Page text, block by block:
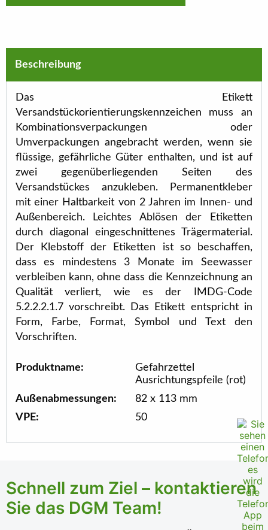
Beschreibung
Das Etikett
Versandstückorientierungskennzeichen muss an
Kombinationsverpackungen oder
Umverpackungen angebracht werden, wenn sie
flüssige, gefährliche Güter enthalten, und ist auf
zwei gegenüberliegenden Seiten des
Versandstückes anzukleben. Permanentkleber
mit einer Haltbarkeit von 2 Jahren im Innen- und
Außenbereich. Leichtes Ablösen der Etiketten
durch diagonal eingeschnittenes Trägermaterial.
Der Klebstoff der Etiketten ist so beschaffen,
dass es mindestens 3 Monate im Seewasser
verbleiben kann, ohne dass die Kennzeichnung an
Qualität verliert, wie es der IMDG-Code
5.2.2.2.1.7 vorschreibt. Das Etikett entspricht in
Form, Farbe, Format, Symbol und Text den
Vorschriften.
Produktname:
Gefahrzettel
Ausrichtungspfeile (rot)
Außenabmessungen:
82 x 113 mm
VPE:
50
Schnell zum Ziel – kontaktieren
Sie das DGM Team!